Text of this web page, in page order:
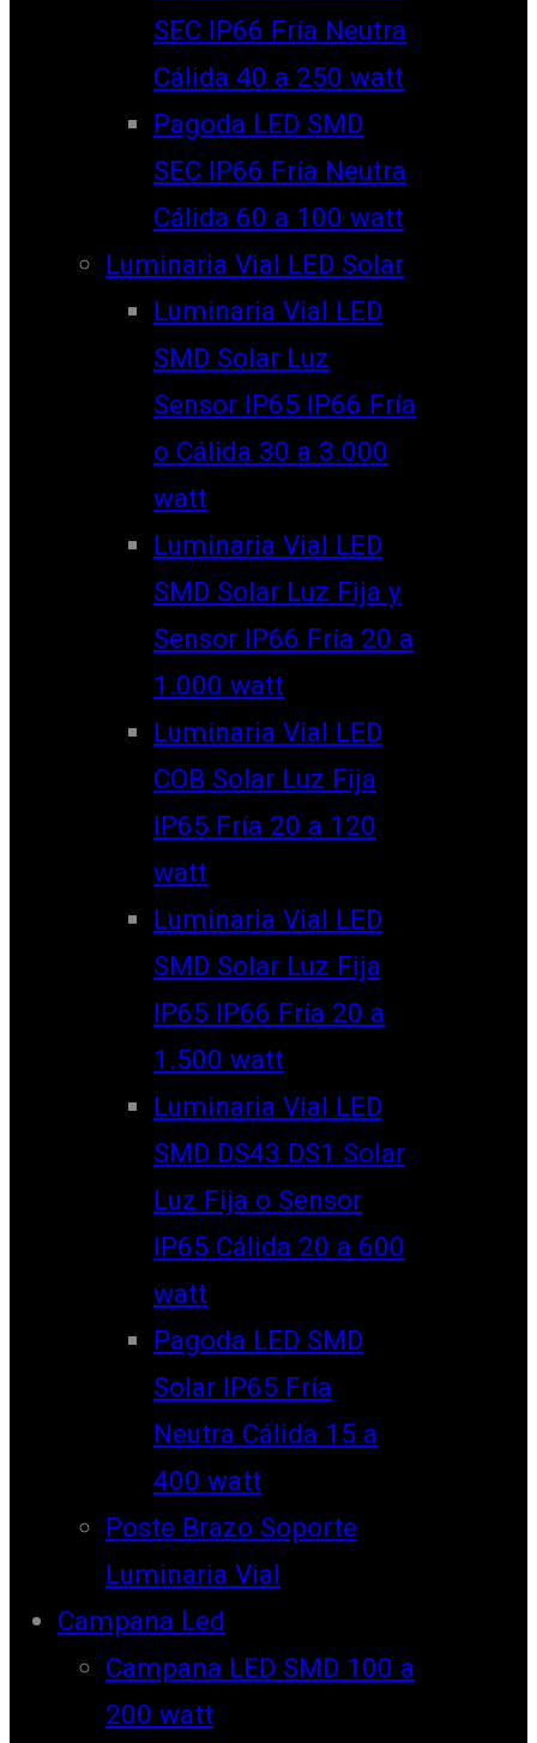
SEC IP66 Fría Neutra
Cálida 40 a 250 watt
Pagoda LED SMD
SEC IP66 Fría Neutra
Cálida 60 a 100 watt
Luminaria Vial LED Solar
Luminaria Vial LED
SMD Solar Luz
Sensor IP65 IP66 Fría
o Cálida 30 a 3.000
watt
Luminaria Vial LED
SMD Solar Luz Fija y
Sensor IP66 Fría 20 a
1.000 watt
Luminaria Vial LED
COB Solar Luz Fija
IP65 Fría 20 a 120
watt
Luminaria Vial LED
SMD Solar Luz Fija
IP65 IP66 Fría 20 a
1.500 watt
Luminaria Vial LED
SMD DS43 DS1 Solar
Luz Fija o Sensor
IP65 Cálida 20 a 600
watt
Pagoda LED SMD
Solar IP65 Fría
Neutra Cálida 15 a
400 watt
Poste Brazo Soporte
Luminaria Vial
Campana Led
Campana LED SMD 100 a
200 watt